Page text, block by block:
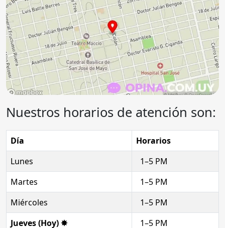
Nuestros horarios de atención son:
Día
Horarios
Lunes
1–5 PM
Martes
1–5 PM
Miércoles
1–5 PM
Jueves (Hoy) ✸
1–5 PM